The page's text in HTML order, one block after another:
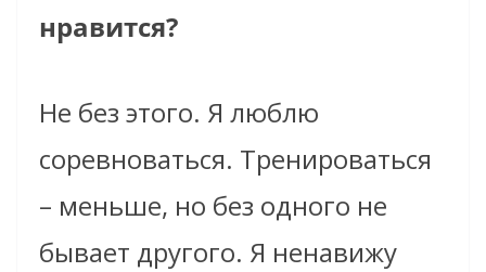
нравится?
Не без этого. Я люблю
соревноваться. Тренироваться
– меньше, но без одного не
бывает другого. Я ненавижу